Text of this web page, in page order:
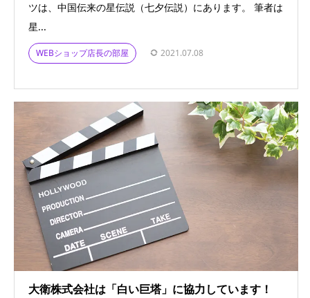
ツは、中国伝来の星伝説（七夕伝説）にあります。 筆者は
星...
WEBショップ店長の部屋 2021.07.08
大衛株式会社は「白い巨塔」に協力しています！